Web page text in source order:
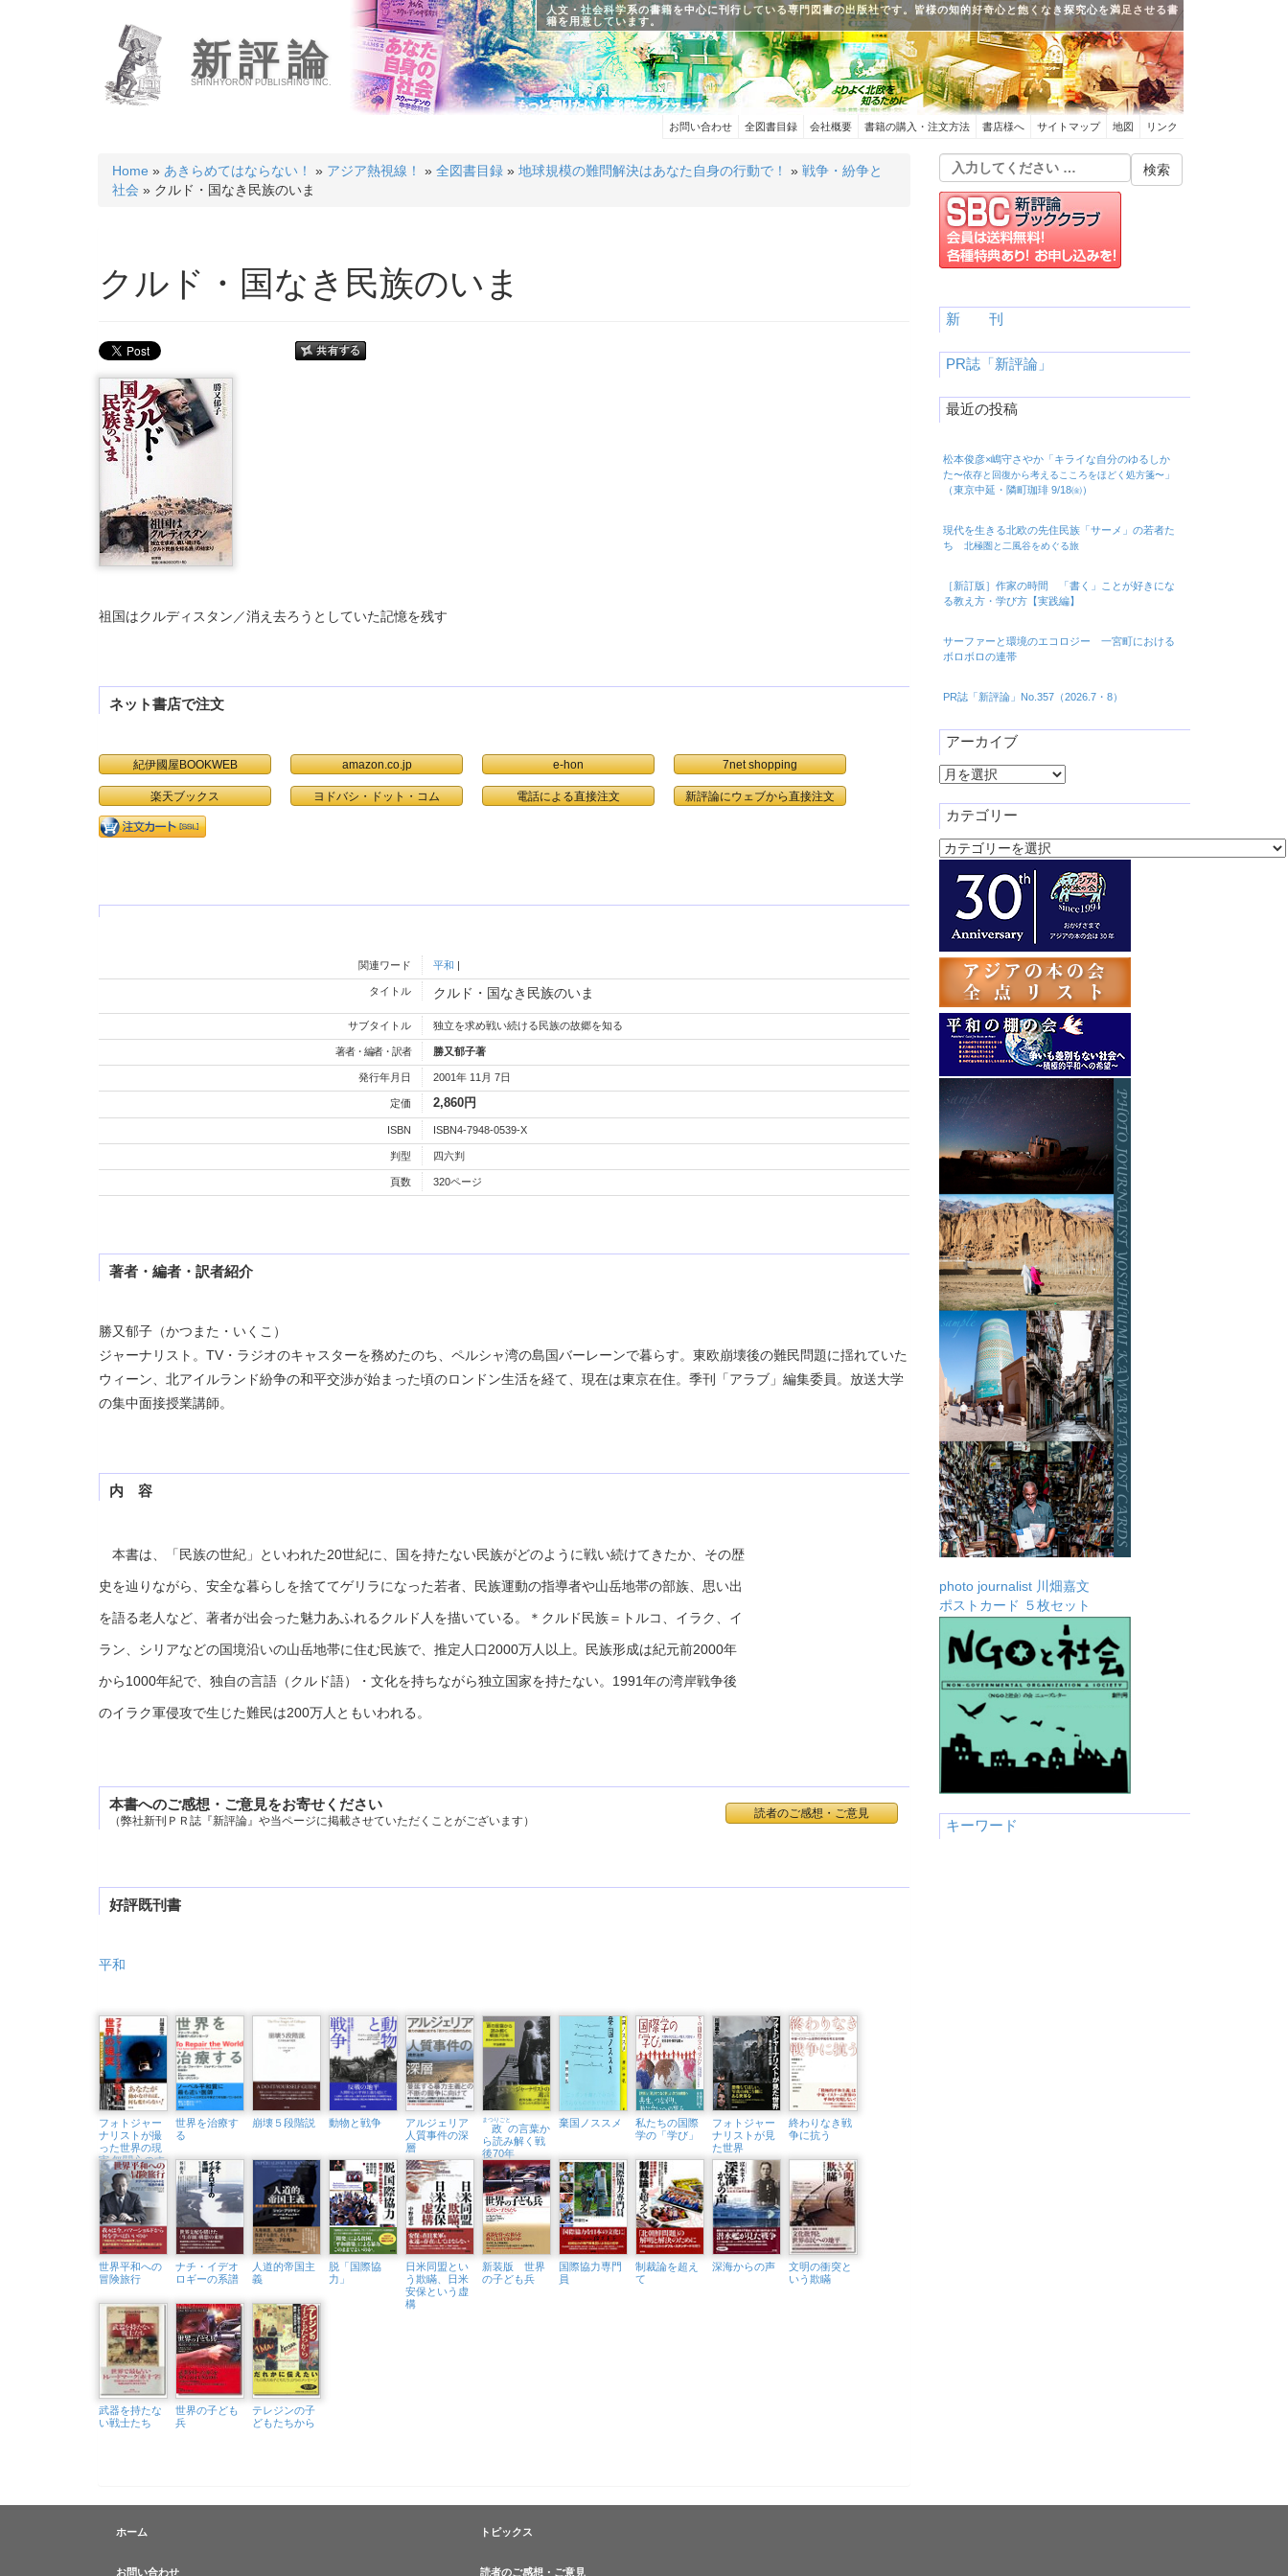
新評論
SHINHYORON PUBLISHING INC.
人文・社会科学系の書籍を中心に刊行している専門図書の出版社です。皆様の知的好奇心と飽くなき探究心を満足させる書
籍を用意しています。
お問い合わせ 全図書目録 会社概要 書籍の購入・注文方法 書店様へ サイトマップ 地図 リンク
Home » あきらめてはならない！ » アジア熱視線！ » 全図書目録 » 地球規模の難問解決はあなた自身の行動で！ » 戦争・紛争と
社会 » クルド・国なき民族のいま
クルド・国なき民族のいま
祖国はクルディスタン／消え去ろうとしていた記憶を残す
ネット書店で注文
紀伊國屋BOOKWEB amazon.co.jp e-hon 7net shopping
楽天ブックス ヨドバシ・ドット・コム 電話による直接注文
関連ワード 平和 |
クルド・国なき民族のいま
タイトル
サブタイトル 独立を求め戦い続ける民族の故郷を知る
著者・編者・訳者 勝又郁子著
発行年月日 2001年 11月 7日
定価 2,860円
ISBN ISBN4-7948-0539-X
判型 四六判
頁数 320ページ
著者・編者・訳者紹介
勝又郁子（かつまた・いくこ）
ジャーナリスト。TV・ラジオのキャスターを務めたのち、ペルシャ湾の島国バーレーンで暮らす。東欧崩壊後の難民問題に揺れていた
ウィーン、北アイルランド紛争の和平交渉が始まった頃のロンドン生活を経て、現在は東京在住。季刊「アラブ」編集委員。放送大学
の集中面接授業講師。
内 容
本書は、「民族の世紀」といわれた20世紀に、国を持たない民族がどのように戦い続けてきたか、その歴
史を辿りながら、安全な暮らしを捨ててゲリラになった若者、民族運動の指導者や山岳地帯の部族、思い出
を語る老人など、著者が出会った魅力あふれるクルド人を描いている。＊クルド民族＝トルコ、イラク、イ
ラン、シリアなどの国境沿いの山岳地帯に住む民族で、推定人口2000万人以上。民族形成は紀元前2000年
から1000年紀で、独自の言語（クルド語）・文化を持ちながら独立国家を持たない。1991年の湾岸戦争後
のイラク軍侵攻で生じた難民は200万人ともいわれる。
本書へのご感想・ご意見をお寄せください
（弊社新刊ＰＲ誌『新評論』や当ページに掲載させていただくことがございます）
読者のご感想・ご意見
好評既刊書
平和
フォトジャー
ナリストが撮
った世界の現
実 無関心のす
ぐそばにある
人生
世界を治療す
る
崩壊５段階説 動物と戦争
アルジェリア
人質事件の深
層
政
まつりごと
の言葉か
ら読み解く戦
後70年
棄国ノススメ
私たちの国際
学の「学び」
フォトジャー
ナリストが見
た世界
終わりなき戦
争に抗う
世界平和への
冒険旅行
ナチ・イデオ
ロギーの系譜
人道的帝国主
義
脱「国際協
力」
日米同盟とい
う欺瞞、日米
安保という虚
構
新装版 世界
の子ども兵
国際協力専門
員
制裁論を超え
て
深海からの声
文明の衝突と
いう欺瞞
武器を持たな
い戦士たち
世界の子ども
兵
テレジンの子
どもたちから
新 刊
PR誌「新評論」
最近の投稿
松本俊彦×嶋守さやか「キライな自分のゆるしか
た〜依存と回復から考えるこころをほどく処方箋〜」
（東京中延・隣町珈琲 9/18㈮）
現代を生きる北欧の先住民族「サーメ」の若者た
ち 北極圏と二風谷をめぐる旅
［新訂版］作家の時間 「書く」ことが好きにな
る教え方・学び方【実践編】
サーファーと環境のエコロジー 一宮町における
ボロボロの連帯
PR誌「新評論」No.357（2026.7・8）
アーカイブ
ア
カ
イ
ブ
カテゴリー
カ
photo journalist 川畑嘉文
ポストカード ５枚セット
キーワード
ホーム
お問い合わせ
トピックス
読者のご感想・ご意見